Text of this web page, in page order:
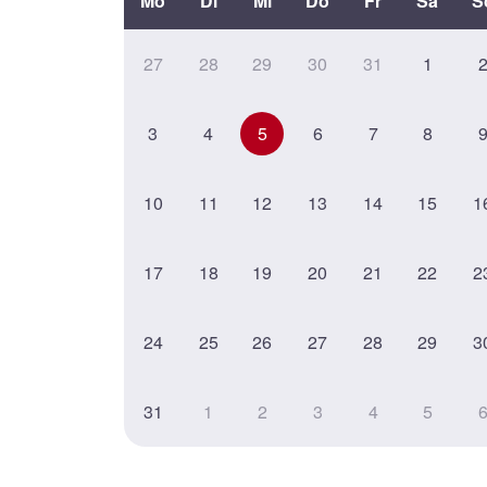
27 28 29 30 31 1 2
3 4 5 6 7 8 9
10 11 12 13 14 15
17 18 19 20 21 22
24 25 26 27 28 29
31 1 2 3 4 5 6